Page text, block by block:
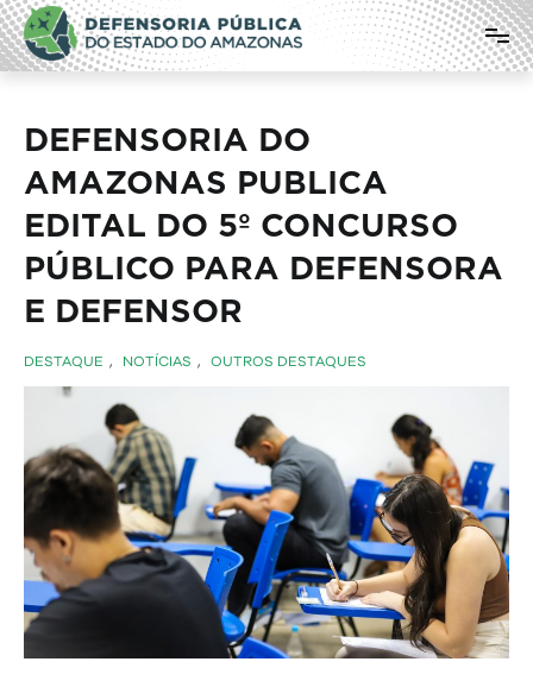
Pular
para
o
conteúdo
Defensoria Pública do Estado do
Amazonas
DEFENSORIA DO
AMAZONAS PUBLICA
EDITAL DO 5º CONCURSO
PÚBLICO PARA DEFENSORA
E DEFENSOR
DESTAQUE , NOTÍCIAS , OUTROS DESTAQUES